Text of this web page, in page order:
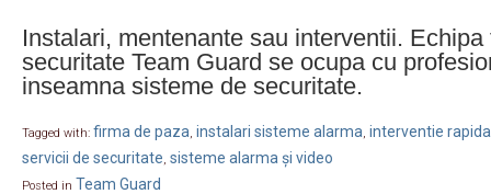
Instalari, mentenante sau interventii.
securitate Team Guard se ocupa cu
inseamna sisteme de securitate.
Tagged with: firma de paza, instalari sisteme alarma, interventie rapida
servicii de securitate, sisteme alarma și video
Posted in Team Guard